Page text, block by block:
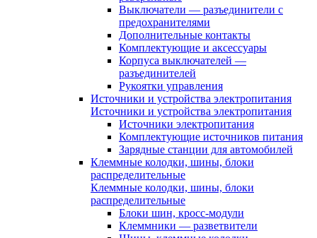
Выключатели — разъединители с
предохранителями
Дополнительные контакты
Комплектующие и аксессуары
Корпуса выключателей —
разъединителей
Рукоятки управления
Источники и устройства электропитания
Источники и устройства электропитания
Источники электропитания
Комплектующие источников питания
Зарядные станции для автомобилей
Клеммные колодки, шины, блоки
распределительные
Клеммные колодки, шины, блоки
распределительные
Блоки шин, кросс-модули
Клеммники — разветвители